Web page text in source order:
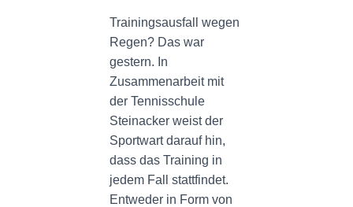
Trainingsausfall wegen
Regen? Das war
gestern. In
Zusammenarbeit mit
der Tennisschule
Steinacker weist der
Sportwart darauf hin,
dass das Training in
jedem Fall stattfindet.
Entweder in Form von